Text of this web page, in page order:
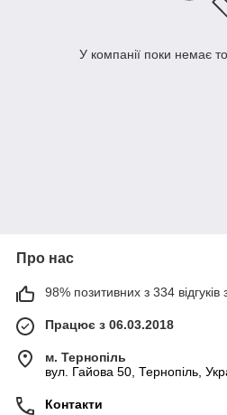
У компанії поки немає
Про нас
98% позитивних з 334 відгуків
Працює з 06.03.2018
м. Тернопіль
вул. Гайова 50, Тернопіль,
Контакти